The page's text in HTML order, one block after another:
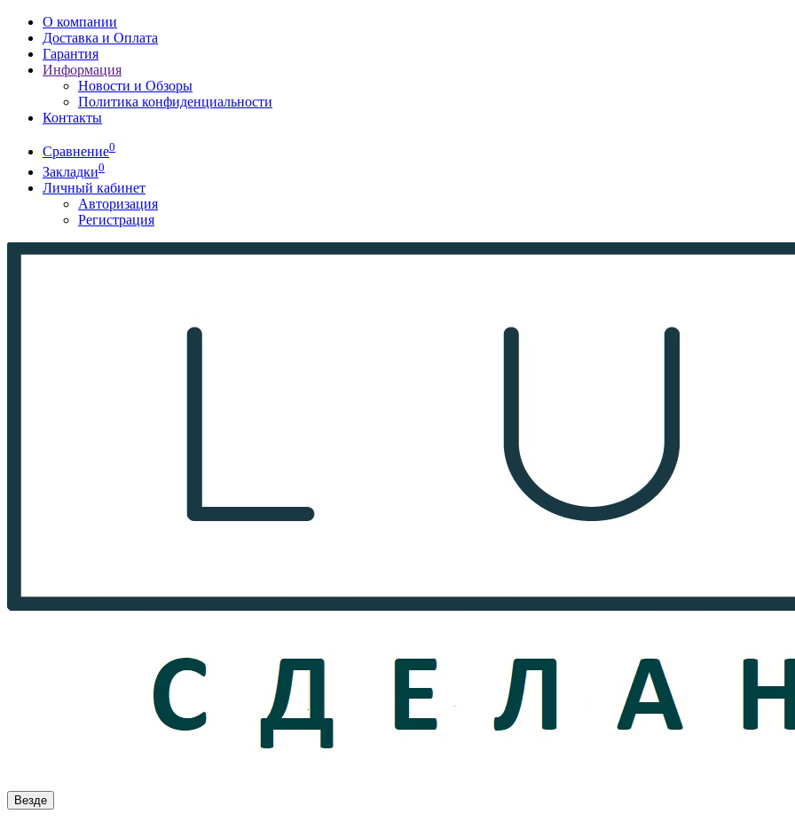
О компании
Доставка и Оплата
Гарантия
Информация
Новости и Обзоры
Политика конфиденциальности
Контакты
Сравнение0
Закладки0
Личный кабинет
Авторизация
Регистрация
Везде